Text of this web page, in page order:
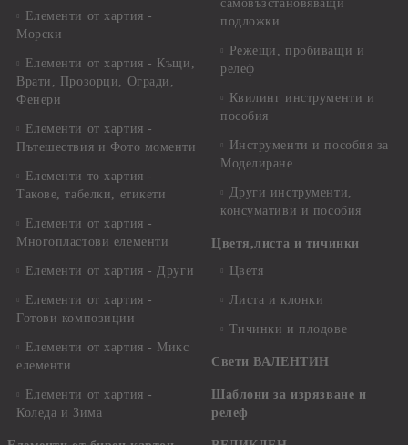
Елементи от хартия -
Морски
Елементи от хартия - Къщи,
Врати, Прозорци, Огради,
Фенери
Елементи от хартия -
Пътешествия и Фото моменти
Елементи то хартия -
Такове, табелки, етикети
Елементи от хартия -
Многопластови елементи
Елементи от хартия - Други
Елементи от хартия -
Готови композиции
Елементи от хартия - Микс
елементи
Елементи от хартия -
Коледа и Зима
самовъзстановяващи
подложки
Режещи, пробиващи и
релеф
Квилинг инструменти и
пособия
Инструменти и пособия за
Моделиране
Други инструменти,
консумативи и пособия
Цветя,листа и тичинки
Цветя
Листа и клонки
Тичинки и плодове
Свети ВАЛЕНТИН
Шаблони за изрязване и
релеф